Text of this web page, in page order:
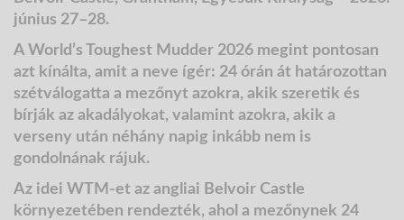
június 27–28.
AWorld’s Toughest Mudder 2026 megint pontosan
azt kínálta, amit a neve ígér: 24 órán át határozottan
szétválogatta a mezőnyt azokra, akik szeretik és
bírják az akadályokat, valamint azokra, akik a
verseny után néhány napig inkább nem is
gondolnának rájuk.
Az idei WTM-et az angliai Belvoir Castle
környezetében rendezték, ahol a mezőnynek 24